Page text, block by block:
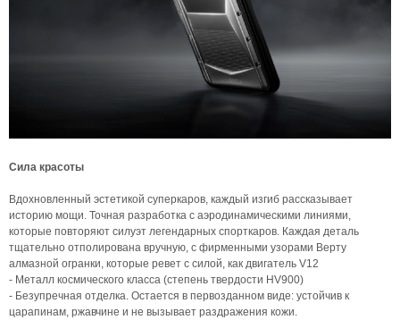
Сила красоты
Вдохновленный эстетикой суперкаров, каждый изгиб рассказывает
историю мощи. Точная разработка с аэродинамическими линиями,
которые повторяют силуэт легендарных спорткаров. Каждая деталь
тщательно отполирована вручную, с фирменными узорами Верту
алмазной огранки, которые ревет с силой, как двигатель V12
- Металл космического класса (степень твердости HV900)
- Безупречная отделка. Остается в первозданном виде: устойчив к
царапинам, ржавчине и не вызывает раздражения кожи.